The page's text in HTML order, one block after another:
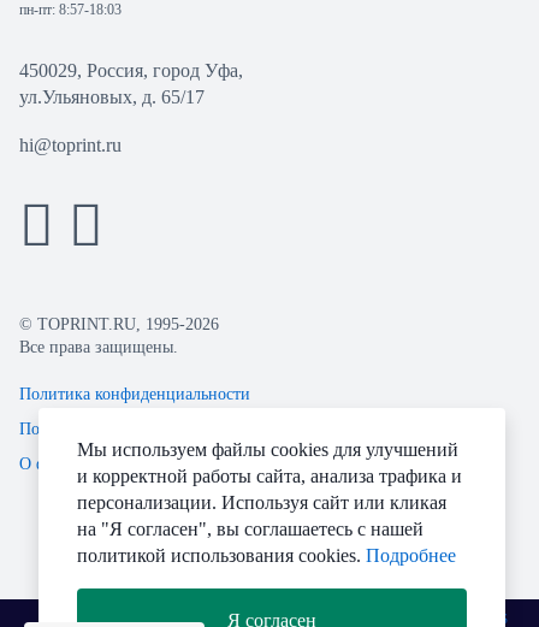
пн-пт: 8:57-18:03
450029, Россия, город Уфа,
ул.Ульяновых, д. 65/17
hi@toprint.ru
© TOPRINT.RU, 1995-2026
Все права защищены.
Политика конфиденциальности
Пользовательское соглашение
О файлах Cookie
Мы используем файлы cookies для улучшений
и корректной работы сайта, анализа трафика и
персонализации. Используя сайт или кликая
на "Я согласен", вы соглашаетесь с нашей
политикой использования cookies. Подробнее
Я согласен